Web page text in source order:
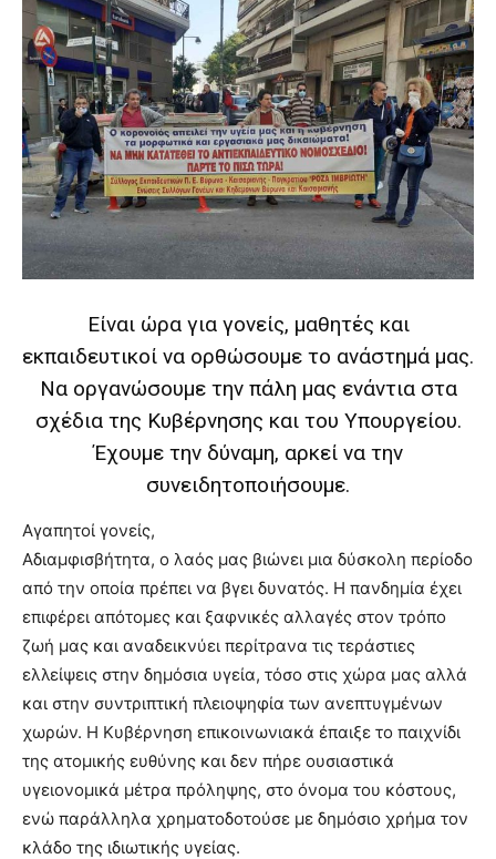
lesbians
very
hot
cam
show.desi
xxx
brandi
lyons
teaches
you
the
meaning
hd
porn
Είναι ώρα για γονείς, μαθητές και
εκπαιδευτικοί να ορθώσουμε το ανάστημά μας.
Να οργανώσουμε την πάλη μας ενάντια στα
σχέδια της Κυβέρνησης και του Υπουργείου.
Έχουμε την δύναμη, αρκεί να την
συνειδητοποιήσουμε.
Αγαπητοί γονείς,
Αδιαμφισβήτητα, ο λαός μας βιώνει μια δύσκολη περίοδο
από την οποία πρέπει να βγει δυνατός. Η πανδημία έχει
επιφέρει απότομες και ξαφνικές αλλαγές στον τρόπο
ζωή μας και αναδεικνύει περίτρανα τις τεράστιες
ελλείψεις στην δημόσια υγεία, τόσο στις χώρα μας αλλά
και στην συντριπτική πλειοψηφία των ανεπτυγμένων
χωρών. Η Κυβέρνηση επικοινωνιακά έπαιξε το παιχνίδι
της ατομικής ευθύνης και δεν πήρε ουσιαστικά
υγειονομικά μέτρα πρόληψης, στο όνομα του κόστους,
ενώ παράλληλα χρηματοδοτούσε με δημόσιο χρήμα τον
κλάδο της ιδιωτικής υγείας.